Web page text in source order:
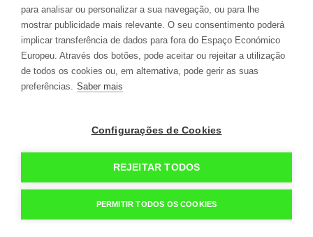
4 / 39
geral@campomaiorense.pt +351 268 699 310
de chamada para a rede fixa nacional)
Política de Cookies
Política de Privacidade
Termos e Condições de Utilização do Site
para analisar ou personalizar a sua navegação, ou para lhe
mostrar publicidade mais relevante. O seu consentimento poderá
implicar transferência de dados para fora do Espaço Económico
Europeu. Através dos botões, pode aceitar ou rejeitar a utilização
de todos os cookies ou, em alternativa, pode gerir as suas
preferências. Saber mais
Configurações de Cookies
REJEITAR TODOS
PERMITIR TODOS OS COOKIES